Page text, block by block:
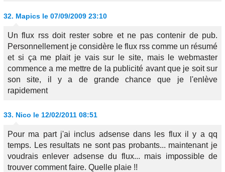
32. Mapics le 07/09/2009 23:10
Un flux rss doit rester sobre et ne pas contenir de pub.
Personnellement je considère le flux rss comme un résumé
et si ça me plait je vais sur le site, mais le webmaster
commence a me mettre de la publicité avant que je soit sur
son site, il y a de grande chance que je l'enlève
rapidement
33. Nico le 12/02/2011 08:51
Pour ma part j'ai inclus adsense dans les flux il y a qq
temps. Les resultats ne sont pas probants... maintenant je
voudrais enlever adsense du flux... mais impossible de
trouver comment faire. Quelle plaie !!